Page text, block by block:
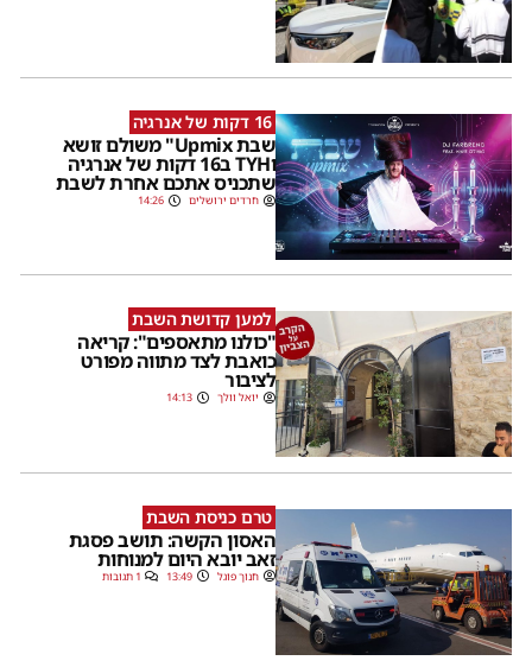
16 דקות של אנרגיה
שבת Upmix" משולם זושא
וTYH ב16 דקות של אנרגיה
שתכניס אתכם אחרת לשבת
חרדים ירושלים 14:26
למען קדושת השבת
"כולנו מתאספים": קריאה
כואבת לצד מתווה מפורט
לציבור
יואל וולך 14:13
טרם כניסת השבת
האסון הקשה: תושב פסגת
זאב יובא היום למנוחות
חנוך פוגל 13:49 1 תגובות